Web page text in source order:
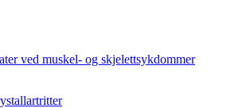
ved muskel- og skjelettsykdommer